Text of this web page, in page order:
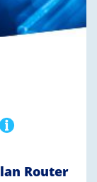
Router